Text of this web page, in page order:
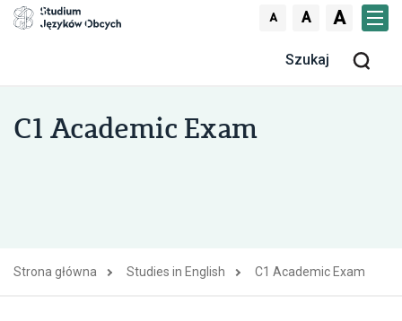
Skocz do treści
A A A
C1 Academic Exam
Strona główna Studies in English C1 Academic Exam